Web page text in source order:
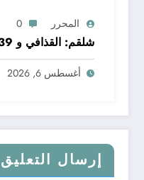
المحرر 0
شلقم: القذافي و 39 حواري
أغسطس 6, 2026
إرسال التعليق